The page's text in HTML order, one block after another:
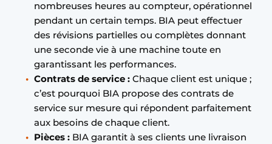
nombreuses heures au compteur, opérationnel
pendant un certain temps. BIA peut effectuer
des révisions partielles ou complètes donnant
une seconde vie à une machine toute en
garantissant les performances.
Contrats de service : Chaque client est unique ;
c’est pourquoi BIA propose des contrats de
service sur mesure qui répondent parfaitement
aux besoins de chaque client.
Pièces : BIA garantit à ses clients une livraison